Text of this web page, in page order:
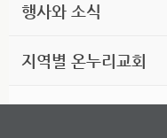
행사와 소식
지역별 온누리교회